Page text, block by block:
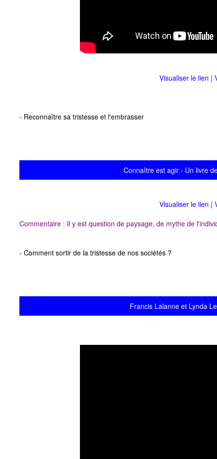
Visualiser le lien |
- Reconnaître sa tristesse et l'embrasser
Connaître est agir - Un livre
Visualiser le lien |
Commentaire : Il y est question de paysage, de mythe de
- Comment sortir de la tristesse de nos sociétés ?
Francis Lalanne et Lynda